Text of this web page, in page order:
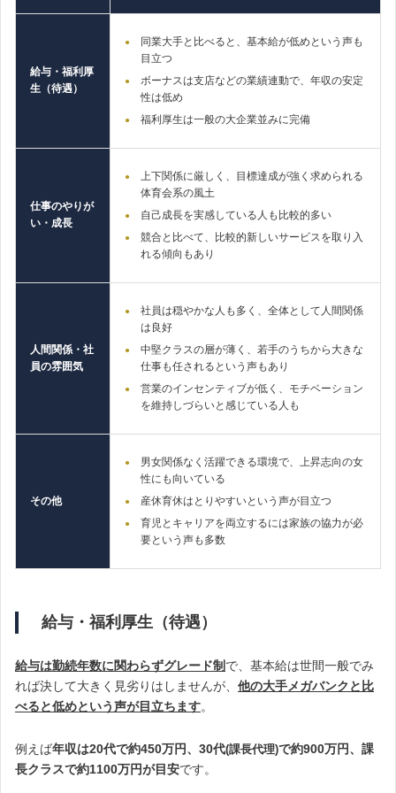
給与・福利厚
生（待遇）
同業大手と比べると、基本給が低めという声も
目立つ
ボーナスは支店などの業績連動で、年収の安定
性は低め
福利厚生は一般の大企業並みに完備
仕事のやりが
い・成長
上下関係に厳しく、目標達成が強く求められる
体育会系の風土
自己成長を実感している人も比較的多い
競合と比べて、比較的新しいサービスを取り入
れる傾向もあり
人間関係・社
員の雰囲気
社員は穏やかな人も多く、全体として人間関係
は良好
中堅クラスの層が薄く、若手のうちから大きな
仕事も任されるという声もあり
営業のインセンティブが低く、モチベーション
を維持しづらいと感じている人も
その他
男女関係なく活躍できる環境で、上昇志向の女
性にも向いている
産休育休はとりやすいという声が目立つ
育児とキャリアを両立するには家族の協力が必
要という声も多数
給与・福利厚生（待遇）
給与は勤続年数に関わらずグレード制 で、基本給は世間一般でみ
れば決して大きく見劣りはしませんが、 他の大手メガバンク と比
べると低めという声が目立ちます。
例えば年収は20代で約450万円、30代(課長代理)で約900万円、課
長クラスで約1100万円が目安です。